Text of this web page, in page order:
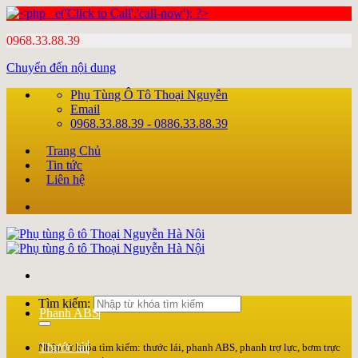
0968.33.88.39
Chuyển đến nội dung
Phụ Tùng Ô Tô Thoại Nguyễn
Email
0968.33.88.39 - 0886.33.88.39
Trang Chủ
Tin tức
Liên hệ
Tìm kiếm:
Nhập từ khóa tìm kiếm: thước lái, phanh ABS, phanh trợ lực, bơm trực
Phanh ABS
Thước lái